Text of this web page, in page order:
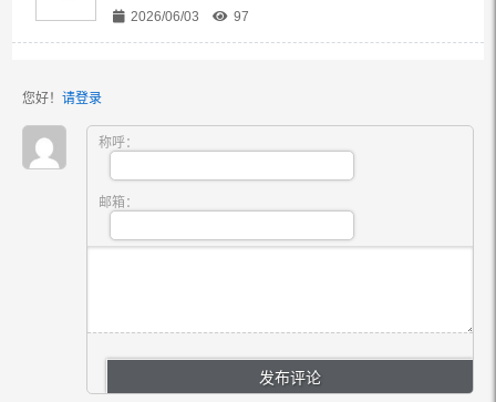
2026/06/03 97
您好！ 请登录
称呼：
邮箱：